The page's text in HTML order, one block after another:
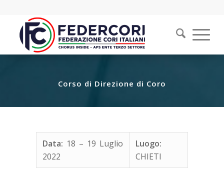
Corso di Direzione di Coro
Data: 18 – 19 Luglio
2022
Luogo:
CHIETI